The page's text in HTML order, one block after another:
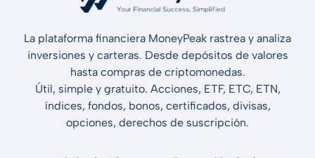
La plataforma financiera MoneyPeak rastrea y analiza
inversiones y carteras. Desde depósitos de valores
hasta compras de criptomonedas.
Útil, simple y gratuito. Acciones, ETF, ETC, ETN,
índices, fondos, bonos, certificados, divisas,
opciones, derechos de suscripción.